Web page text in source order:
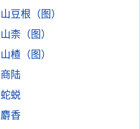
山豆根（图）
山柰（图）
山楂（图）
商陆
蛇蜕
麝香